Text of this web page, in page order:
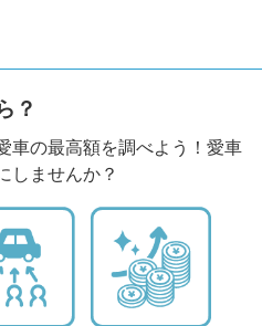
？
車の最高額を調べよう！愛車
しませんか？